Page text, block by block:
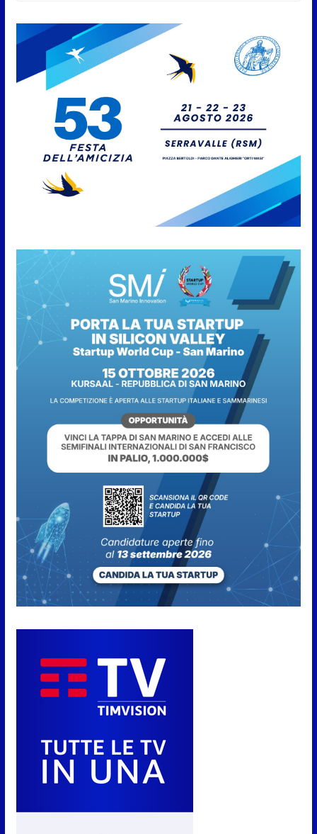
Protezione Civile San Marino.
Incendi boschivi: attivazione
della fase preliminare di
6 Agosto 2026
“San Marino Antiqua –
Leggende e storie del Titano”:
l’inequivocabile successo di
pubblico e di partecipazione
6 Agosto 2026